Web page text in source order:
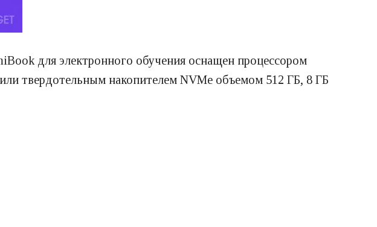
для электронного обучения оснащен процессором
твердотельным накопителем NVMe объемом 512 ГБ, 8 ГБ